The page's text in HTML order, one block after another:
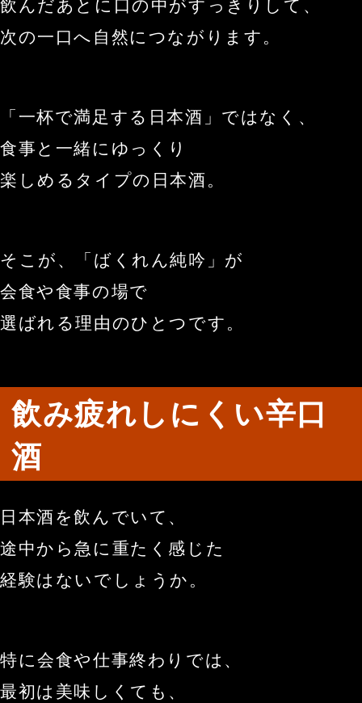
飲んだあとに口の中がすっきりして、
次の一口へ自然につながります。
「一杯で満足する日本酒」ではなく、
食事と一緒にゆっくり
楽しめるタイプの日本酒。
そこが、「ばくれん純吟」が
会食や食事の場で
選ばれる理由のひとつです。
飲み疲れしにくい辛口
酒
日本酒を飲んでいて、
途中から急に重たく感じた
経験はないでしょうか。
特に会食や仕事終わりでは、
最初は美味しくても、